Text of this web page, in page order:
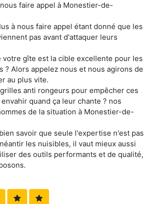
faire appel à Monestier-de-
à nous faire appel étant donné que les
pas avant d'attaquer leurs
votre gîte est la cible excellente pour les
? Alors appelez nous et nous agirons de
au plus vite.
anti rongeurs pour empêcher ces
quand ça leur chante ? nos
de la situation à Monestier-de-
savoir que seule l'expertise n'est pas
les nuisibles, il vaut mieux aussi
des outils performants et de qualité,